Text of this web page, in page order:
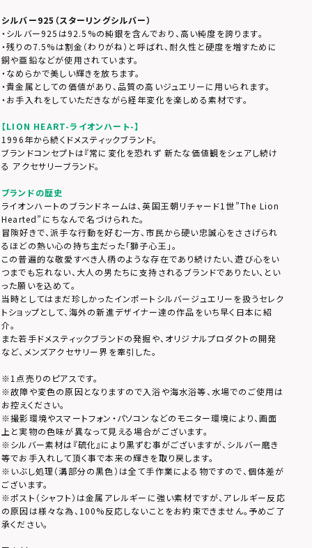
シルバー925（スターリングシルバー）
・シルバー925は92.5%の純銀を含んでおり、高い純度を誇ります。
・残りの7.5%は割金（わりがね）と呼ばれ、耐久性と硬度を増すために
銅や亜鉛などが使用されています。
・なめらかで美しい輝きを放ちます。
・貴金属としての価値があり、品質の高いジュエリーに用いられます。
・お手入れをしていただきながら経年変化を楽しめる素材です。
【LION HEART-ライオンハート-】
1996年から続くドメスティックブランド。
ブランドコンセプトは『常に変化を恐れず 新たな価値観をシェアし続け
る アクセサリーブランド。
ブランドの歴史
ライオンハートのブランドネームは、英国王朝リチャード1世”The Lion
Hearted”にちなんで名づけられた。
冒険好きで、派手な行動を好む一方、市民から硬い忠誠心をささげられ
るほどの熱い心の持ち主だった「獅子心王」。
この普遍的な敬愛すべき人柄のような存在であり続けたい、遊び心をい
つまでも忘れない、大人の男たちに支持されるブランドでありたい、とい
った願いを込めて。
当時としてはまだ珍しかったインポートシルバージュエリーを扱うセレク
トショップとして、海外の新進デザイナー達の作品をいち早く日本に紹
介。
また若手ドメスティックブランドの発掘や、オリジナルプロダクトの開発
など、メンズアクセサリー界を牽引した。
※1点売りのピアスです。
※故障や変色の原因となりますので入浴や海水浴等、水場でのご使用は
お控えください。
※撮影環境やスマートフォン・パソコンなどのモニター環境により、画面
上と実物の色味が異なって見える場合がございます。
※シルバー素材は『硫化』により黒ずむ事がございますが、シルバー磨き
等でお手入れして頂く事で本来の輝きを取り戻します。
※いぶし処理（溝部分の黒色）は全て手作業による物ですので、個体差が
ございます。
※ポスト（シャフト）は金属アレルギーに強い素材ですが、アレルギー反応
の原因は様々な為、100%反応しないことをお約束できません。予めご了
承ください。